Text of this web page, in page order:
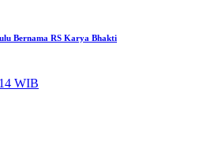
Bernama RS Karya Bhakti
WIB